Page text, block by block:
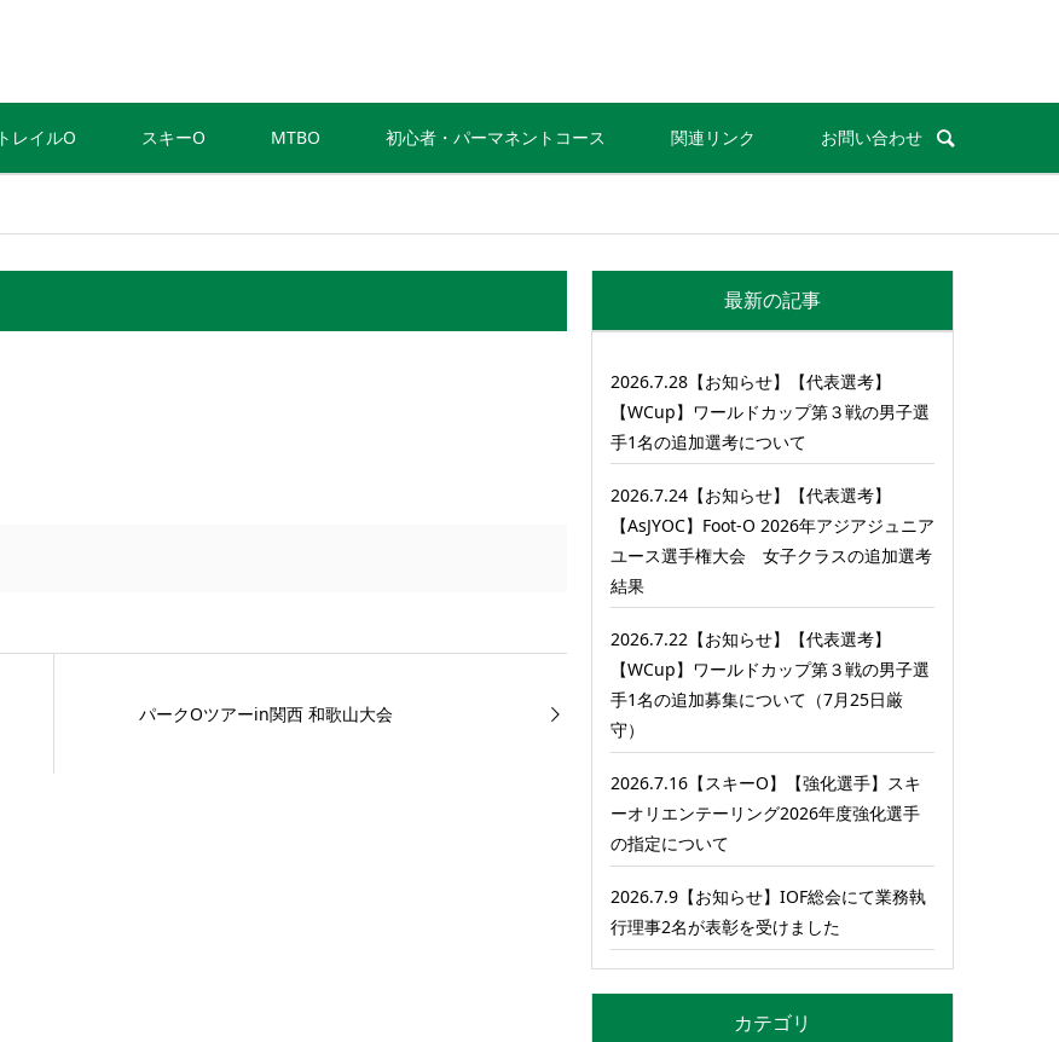
トレイルO スキーO MTBO 初心者・パーマネントコース 関連リンク お問い合わせ
パークOツアーin関西 和歌山大会
最新の記事
2026.7.28【お知らせ】【代表選考】
【WCup】ワールドカップ第３戦の男子選
手1名の追加選考について
2026.7.24【お知らせ】【代表選考】
【AsJYOC】Foot-O 2026年アジアジュニア
ユース選手権大会 女子クラスの追加選考
結果
2026.7.22【お知らせ】【代表選考】
【WCup】ワールドカップ第３戦の男子選
手1名の追加募集について（7月25日厳
守）
2026.7.16【スキーO】【強化選手】スキ
ーオリエンテーリング2026年度強化選手
の指定について
2026.7.9【お知らせ】IOF総会にて業務執
行理事2名が表彰を受けました
カテゴリ